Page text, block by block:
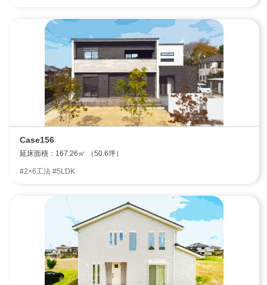
Case156
延床面積：167.26㎡ （50.6坪）
#2×6工法 #5LDK